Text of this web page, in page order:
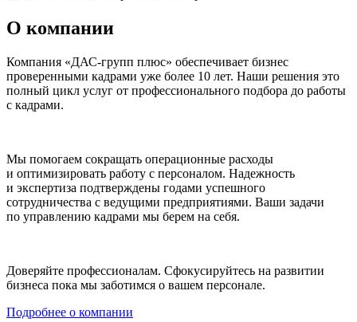
О компании
Компания «ДАС-групп плюс» обеспечивает бизнес
проверенными кадрами уже более 10 лет. Наши решения это
полный цикл услуг от профессионального подбора до работы
с кадрами.
Мы помогаем сокращать операционные расходы
и оптимизировать работу с персоналом. Надежность
и экспертиза подтверждены годами успешного
сотрудничества с ведущими предприятиями. Ваши задачи
по управлению кадрами мы берем на себя.
Доверяйте профессионалам. Сфокусируйтесь на развитии
бизнеса пока мы заботимся о вашем персонале.
Подробнее о компании